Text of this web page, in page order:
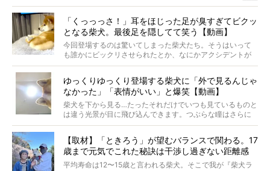
がるのでしょうか。
最近版画製作を始めた、お笑いコンビ「ニューヨーク」の
屋敷裕政さんに、拒否柴を掘っていただきました！ イン
タビューと合わせてご覧ください。
「くっっっさ！」耳をほじった足が臭すぎてビクッ
となる柴犬。最後足を隠してて笑う【動画】
今回登場するのは驚いてしまった柴犬たち。そうはいって
も誰かにビックリさせられたとか、なにかアクシデントが
起きたとか、そういうことが原因ではありません。全ての
ゆっくりゆっくり登場する柴犬に「外で見るんじゃ
なかった」「表情がいい」と爆笑【動画】
柴犬を下から見る…たったそれだけでいつも見ているものと
は違う光景が目に飛び込んできます。つぶらな瞳はさらに
つぶらに見え、モフモフのお顔はさらにモフモフに見えま
【取材】「ときろう」が望むバランスで関わる。17
歳まで元気でこれた秘訣は干渉し過ぎない距離感
#38ときろう
平均寿命は12〜15歳と言われる柴犬。そこで我が『柴犬ラ